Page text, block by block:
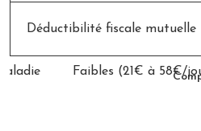
Déductibilité fiscale mutuelle